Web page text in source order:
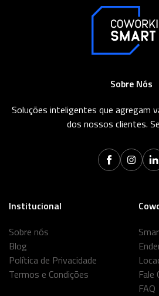
Sobre Nós
Soluções inteligentes que agregam
dos nossos clientes.
Institucional
Sobre nós
Blog
Política de Privacidade
Termos e Condições
Fale
FAQ